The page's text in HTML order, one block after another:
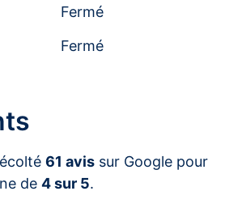
Fermé
Fermé
61 avis sur Google pour
de 4 sur 5.